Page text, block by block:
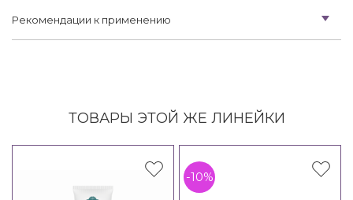
Рекомендации к применению
ТОВАРЫ ЭТОЙ ЖЕ ЛИНЕЙКИ
-10%